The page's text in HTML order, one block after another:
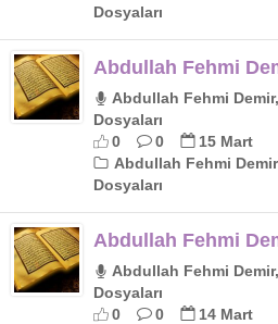
Dosyaları
Abdullah Fehmi
Abdullah Fehmi
Dosyaları
0
0
15 Mart
Abdullah Fehmi
Dosyaları
Abdullah Fehmi
Abdullah Fehmi
Dosyaları
0
0
14 Mart